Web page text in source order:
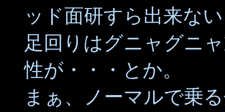
ッド面研すら出来な
足回りはグニャグニ
性が・・・とか。
まぁ、ノーマルで乗